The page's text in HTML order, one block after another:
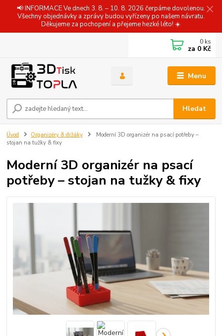
📢 INFORMACE Ve dnech 3. 8. – 10. 8. 2026 čerpáme dovolenou.
Všechny objednávky a zprávy budou vyřízeny po našem návratu.
Děkujeme za pochopení a přejeme hezké léto! ☀️
Menu
Hledat
0 ks
za 0 Kč
Úvod Organizéry & držáky
Moderní 3D organizér na psací potřeby –
stojan na tužky & fixy
Moderní 3D organizér na psací
potřeby – stojan na tužky & fixy